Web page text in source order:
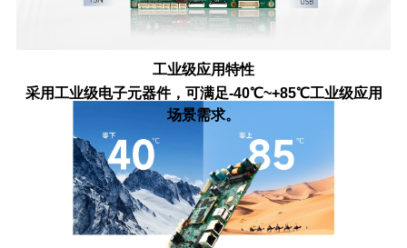
工业级应用特性
采用工业级电子元器件，可满足-40℃~+85℃工业级应用
场景需求。